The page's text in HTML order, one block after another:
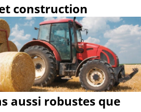
construction
aussi robustes que